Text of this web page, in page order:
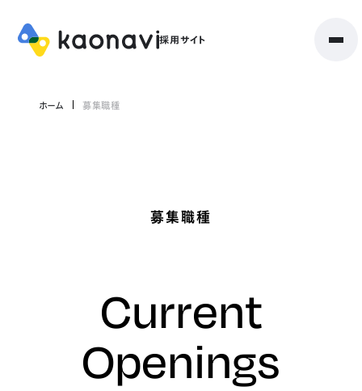
ホーム 募集職種
募集職種
Current
Openings